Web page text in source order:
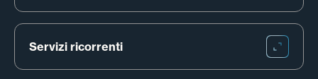
Servizi ricorrenti